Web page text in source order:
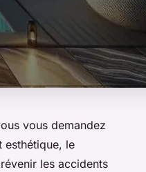
vous demandez
esthétique, le
les accidents